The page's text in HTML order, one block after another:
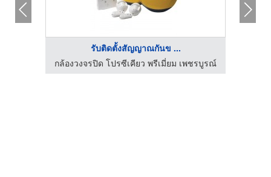
รับติดตั้งสัญญาณกันข ...
กล้องวงจรปิด โปรซีเคียว พรีเมี่ยม เพชรบูรณ์